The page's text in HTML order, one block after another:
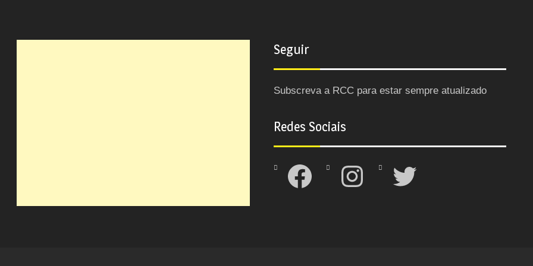
Seguir
Subscreva a RCC para estar sempre atualizado
Redes Sociais
Facebook Instagram Twitter